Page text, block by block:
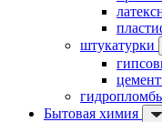
штукатурки
Бытовая химия